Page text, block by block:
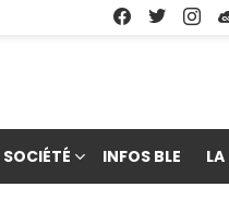
Facebook
Twitter
SOCIÉTÉ INFOS BLE